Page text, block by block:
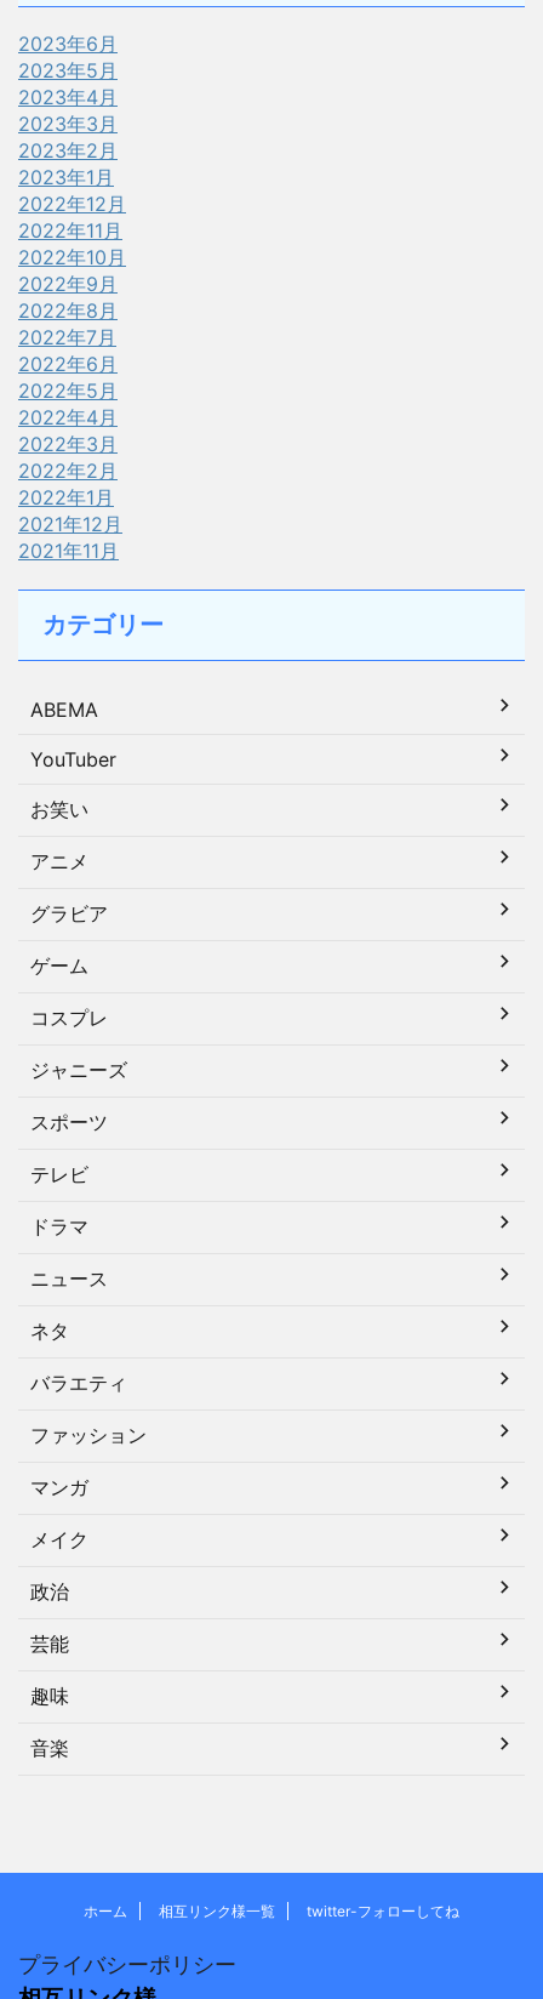
2023年6月
2023年5月
2023年4月
2023年3月
2023年2月
2023年1月
2022年12月
2022年11月
2022年10月
2022年9月
2022年8月
2022年7月
2022年6月
2022年5月
2022年4月
2022年3月
2022年2月
2022年1月
2021年12月
2021年11月
カテゴリー
ABEMA
YouTuber
お笑い
アニメ
グラビア
ゲーム
コスプレ
ジャニーズ
スポーツ
テレビ
ドラマ
ニュース
ネタ
バラエティ
ファッション
マンガ
メイク
政治
芸能
趣味
音楽
ホーム 相互リンク様一覧 twitter-フォローしてね
プライバシーポリシー